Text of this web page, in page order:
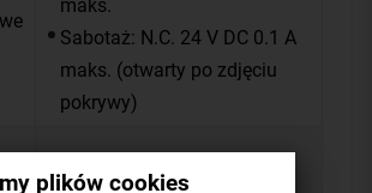
maks.
Sabotaż: N.C. 24 V DC 0.1 A
maks. (otwarty po zdjęciu
pokrywy)
plików cookies